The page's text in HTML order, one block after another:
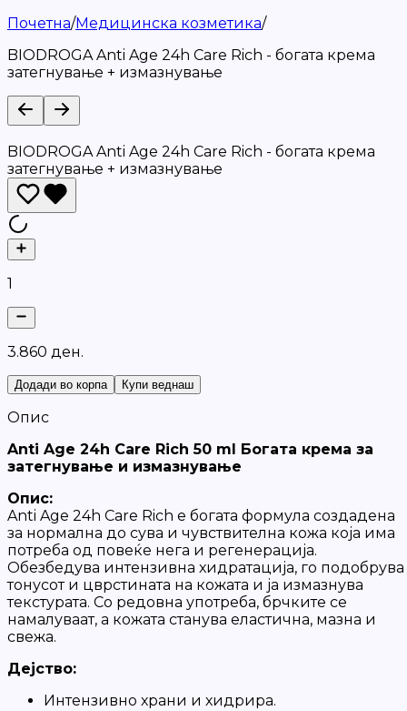
Почетна/Медицинска козметика/
BIODROGA Anti Age 24h Care Rich - богата крема
затегнување + измазнување
BIODROGA Anti Age 24h Care Rich - богата крема
затегнување + измазнување
1
3.860 ден.
Додади во корпа Купи веднаш
Опис
Anti Age 24h Care Rich 50 ml Богата крема за
затегнување и измазнување
Опис:
Anti Age 24h Care Rich е богата формула создадена
за нормална до сува и чувствителна кожа која има
потреба од повеќе нега и регенерација.
Обезбедува интензивна хидратација, го подобрува
тонусот и цврстината на кожата и ја измазнува
текстурата. Со редовна употреба, брчките се
намалуваат, а кожата станува еластична, мазна и
свежа.
Дејство:
Интензивно храни и хидрира.